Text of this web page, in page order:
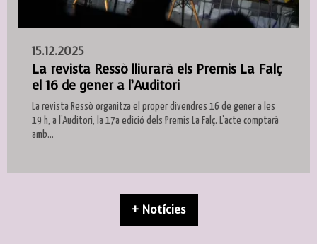
15.12.2025
La revista Ressò lliurarà els Premis La Falç
el 16 de gener a l’Auditori
La revista Ressò organitza el proper divendres 16 de gener a les
19 h, a l’Auditori, la 17a edició dels Premis La Falç. L’acte comptarà
amb...
+ Notícies